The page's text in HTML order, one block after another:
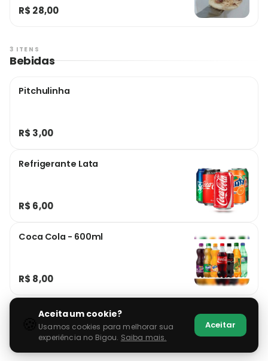
e batata.
R$ 28,00
3 ITENS
Bebidas
Pitchulinha
R$ 3,00
Refrigerante Lata
R$ 6,00
Coca Cola - 600ml
R$ 8,00
🍪Aceita um cookie?
Usamos cookies para melhorar sua
experiência no Bigou. Saiba mais.
Aceitar